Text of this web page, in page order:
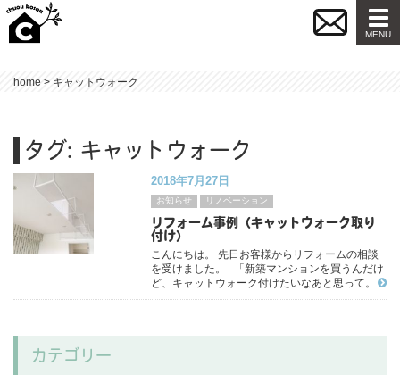
MENU
home > キャットウォーク
タグ: キャットウォーク
2018年7月27日
お知らせ リノベーション
リフォーム事例（キャットウォーク取り
付け）
こんにちは。 先日お客様からリフォームの相談
を受けました。 「新築マンションを買うんだけ
ど、キャットウォーク付けたいなあと思って。
見てくれない？」…
カテゴリー